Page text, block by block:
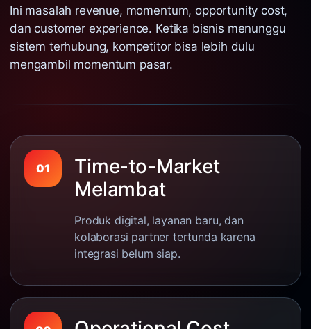
Ini masalah revenue, momentum, opportunity cost,
dan customer experience. Ketika bisnis menunggu
sistem terhubung, kompetitor bisa lebih dulu
mengambil momentum pasar.
01
Time-to-Market
Melambat
Produk digital, layanan baru, dan
kolaborasi partner tertunda karena
integrasi belum siap.